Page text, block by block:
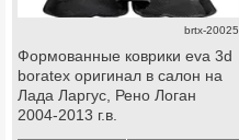
brtx-20025
Формованные коврики eva 3d
boratex оригинал в салон на
Лада Ларгус, Рено Логан
2004-2013 г.в.